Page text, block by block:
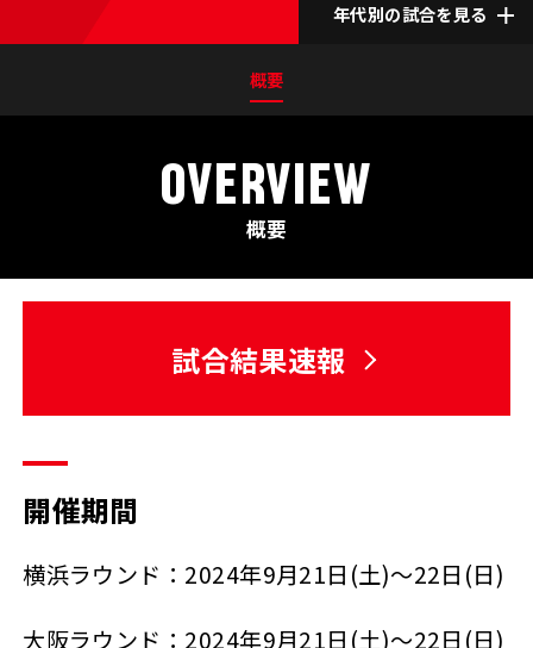
年代別の試合を見る
概要
OVERVIEW
概要
試合結果速報
開催期間
横浜ラウンド：2024年9月21日(土)～22日(日)
大阪ラウンド：2024年9月21日(土)～22日(日)